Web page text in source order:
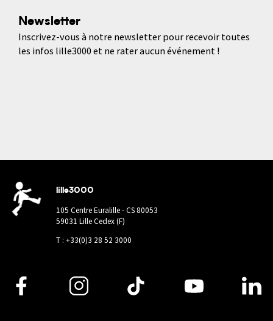
Newsletter
Inscrivez-vous à notre newsletter pour recevoir toutes
les infos lille3000 et ne rater aucun événement !
lille3000
105 Centre Euralille - CS 80053
59031 Lille Cedex (F)
T : +33(0)3 28 52 3000